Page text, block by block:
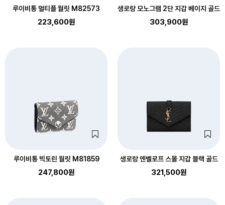
루이비통 멀티플 월릿 M82573
223,600원
생로랑 모노그램 2단 지갑 베이지 골드
303,900원
루이비통 빅토린 월릿 M81859
247,800원
생로랑 엔벨로프 스몰 지갑 블랙 골드
321,500원